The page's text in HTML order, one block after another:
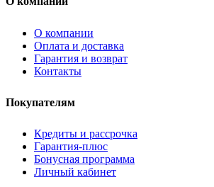
О компании
Оплата и доставка
Гарантия и возврат
Контакты
Покупателям
Кредиты и рассрочка
Гарантия-плюс
Бонусная программа
Личный кабинет